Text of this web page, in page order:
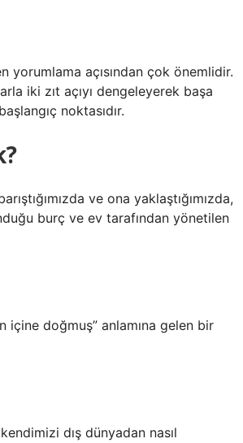
yorumlama açısından çok önemlidir.
iki zıt açıyı dengeleyerek başa
​​noktasıdır.
ve ona yaklaştığımızda,
burç ve ev tarafından yönetilen
içine doğmuş” anlamına gelen bir
dış dünyadan nasıl